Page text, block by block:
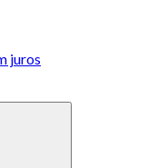
juros